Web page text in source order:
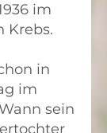
im
Krebs.
in
im
sein